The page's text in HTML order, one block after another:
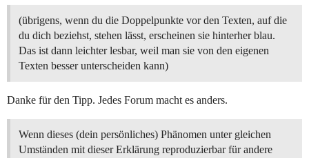
(übrigens, wenn du die Doppelpunkte vor den Texten, auf die
du dich beziehst, stehen lässt, erscheinen sie hinterher blau.
Das ist dann leichter lesbar, weil man sie von den eigenen
Texten besser unterscheiden kann)
Danke für den Tipp. Jedes Forum macht es anders.
Wenn dieses (dein persönliches) Phänomen unter gleichen
Umständen mit dieser Erklärung reproduzierbar für andere